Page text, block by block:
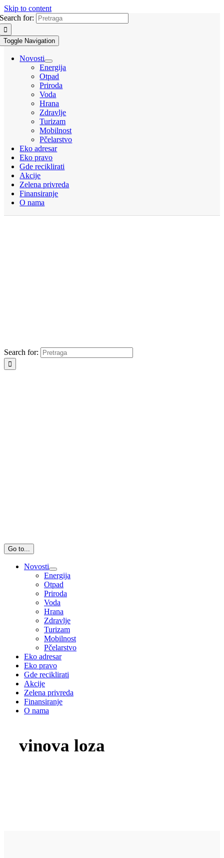
Skip to content
Search for:
Toggle Navigation
Novosti
Energija
Otpad
Priroda
Voda
Hrana
Zdravlje
Turizam
Mobilnost
Pčelarstvo
Eko adresar
Eko pravo
Gde reciklirati
Akcije
Zelena privreda
Finansiranje
O nama
Search for:
Go to...
Novosti
Energija
Otpad
Priroda
Voda
Hrana
Zdravlje
Turizam
Mobilnost
Pčelarstvo
Eko adresar
Eko pravo
Gde reciklirati
Akcije
Zelena privreda
Finansiranje
O nama
vinova loza